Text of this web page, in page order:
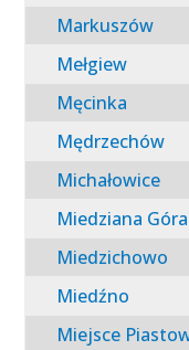
Markuszów
Mełgiew
Męcinka
Mędrzechów
Michałowice
Miedziana Góra
Miedzichowo
Miedźno
Miejsce